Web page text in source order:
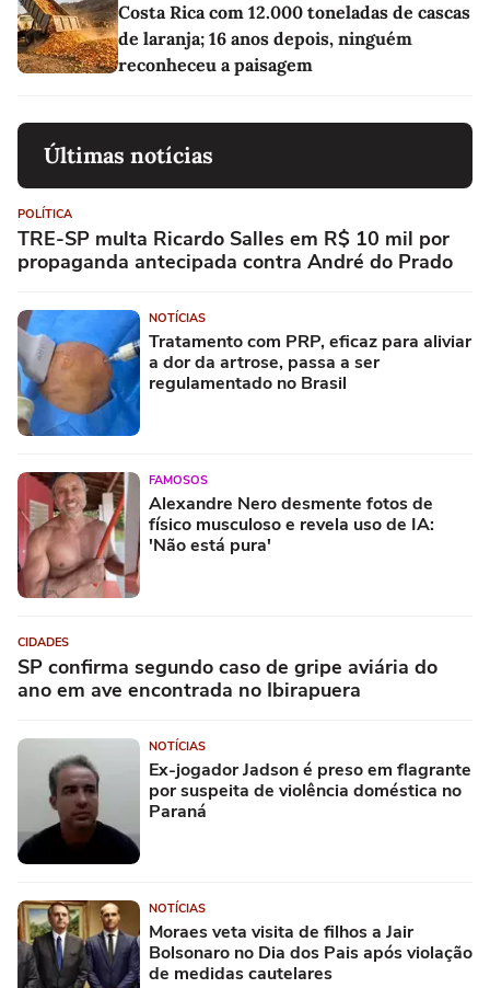
Costa Rica com 12.000 toneladas de cascas
de laranja; 16 anos depois, ninguém
reconheceu a paisagem
Últimas notícias
POLÍTICA
TRE-SP multa Ricardo Salles em R$ 10 mil por
propaganda antecipada contra André do Prado
NOTÍCIAS
Tratamento com PRP, eficaz para aliviar
a dor da artrose, passa a ser
regulamentado no Brasil
FAMOSOS
Alexandre Nero desmente fotos de
físico musculoso e revela uso de IA:
'Não está pura'
CIDADES
SP confirma segundo caso de gripe aviária do
ano em ave encontrada no Ibirapuera
NOTÍCIAS
Ex-jogador Jadson é preso em flagrante
por suspeita de violência doméstica no
Paraná
NOTÍCIAS
Moraes veta visita de filhos a Jair
Bolsonaro no Dia dos Pais após violação
de medidas cautelares